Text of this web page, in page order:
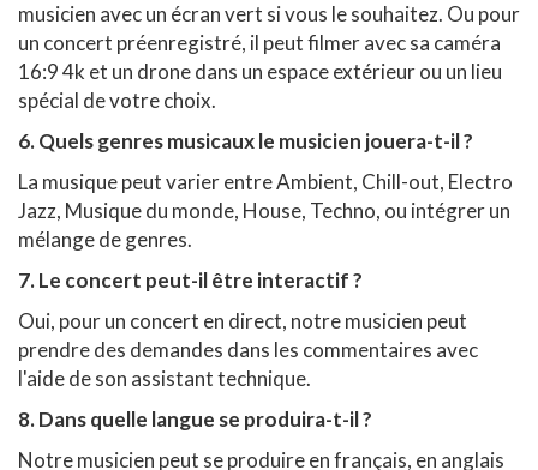
musicien avec un écran vert si vous le souhaitez. Ou pour
un concert préenregistré, il peut filmer avec sa caméra
16:9 4k et un drone dans un espace extérieur ou un lieu
spécial de votre choix.
6. Quels genres musicaux le musicien jouera-t-il ?
La musique peut varier entre Ambient, Chill-out, Electro
Jazz, Musique du monde, House, Techno, ou intégrer un
mélange de genres.
7. Le concert peut-il être interactif ?
Oui, pour un concert en direct, notre musicien peut
prendre des demandes dans les commentaires avec
l'aide de son assistant technique.
8. Dans quelle langue se produira-t-il ?
Notre musicien peut se produire en français, en anglais